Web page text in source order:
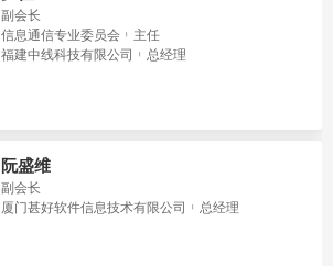
副会长
信息通信专业委员会
主任
福建中线科技有限公司
总经理
阮盛维
副会长
厦门甚好软件信息技术有限公司
总经理